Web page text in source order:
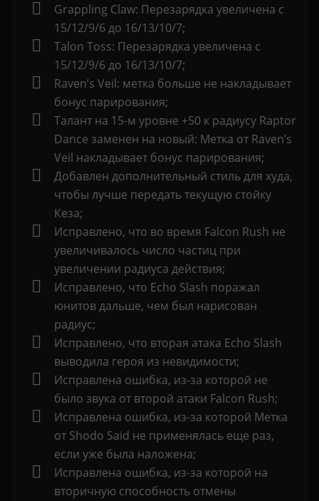
Grappling Claw: Перезарядка увеличена с
15/12/9/6 до 16/13/10/7;
Talon Toss: Перезарядка увеличена с
15/12/9/6 до 16/13/10/7;
Raven’s Veil: метка больше не накладывает
бонус парирования;
Талант на 15-м уровне +50 к радиусу Raptor
Dance заменен на новый: Метка от Raven’s
Veil накладывает бонус парирования;
Добавлен дополнительный стиль для худа,
чтобы лучше передать текущую стойку
Кеза;
Исправлено, что во время Falcon Rush не
увеличивалось число частиц при
увеличении радиуса действия;
Исправлено, что Echo Slash поражал
юнитов дальше, чем был нарисован
радиус;
Исправлено, что вторая атака Echo Slash
выводила героя из невидимости;
Исправлена ошибка, из-за которой не
было звука от второй атаки Falcon Rush;
Исправлена ошибка, из-за которой Метка
от Shodo Said не применялась еще раз,
если уже была наложена;
Исправлена ошибка, из-за которой на
вторичную способность отмены